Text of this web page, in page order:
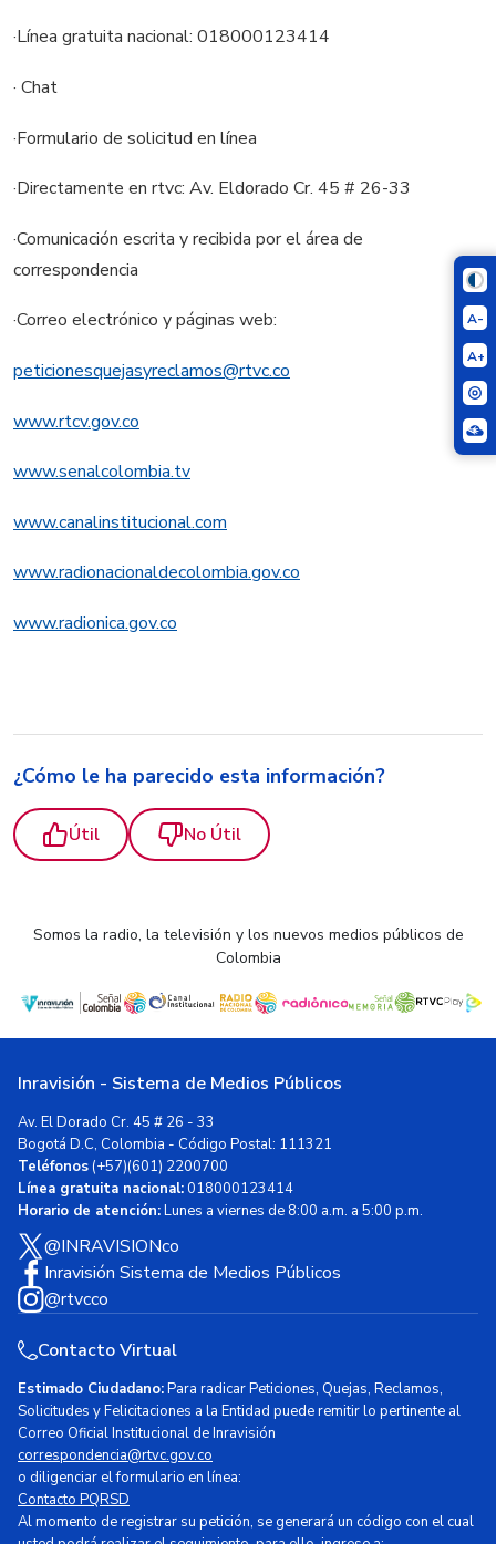
A-
A+
·Línea gratuita nacional: 018000123414
· Chat
·Formulario de solicitud en línea
·Directamente en rtvc: Av. Eldorado Cr. 45 # 26-33
·Comunicación escrita y recibida por el área de
correspondencia
·Correo electrónico y páginas web:
peticionesquejasyreclamos@rtvc.co
www.rtcv.gov.co
www.senalcolombia.tv
www.canalinstitucional.com
www.radionacionaldecolombia.gov.co
www.radionica.gov.co
¿Cómo le ha parecido esta información?
Útil No Útil
Somos la radio, la televisión y los nuevos medios públicos de
Colombia
Inravisión - Sistema de Medios Públicos
Av. El Dorado Cr. 45 # 26 - 33
Bogotá D.C, Colombia - Código Postal: 111321
Teléfonos(+57)(601) 2200700
Línea gratuita nacional:018000123414
Horario de atención:Lunes a viernes de 8:00 a.m. a 5:00 p.m.
@INRAVISIONco
Inravisión Sistema de Medios Públicos
@rtvcco
Contacto Virtual
Estimado Ciudadano:Para radicar Peticiones, Quejas, Reclamos,
Solicitudes y Felicitaciones a la Entidad puede remitir lo pertinente al
Correo Oficial Institucional de Inravisión
correspondencia@rtvc.gov.co
o diligenciar el formulario en línea:
Contacto PQRSD
Al momento de registrar su petición, se generará un código con el cual